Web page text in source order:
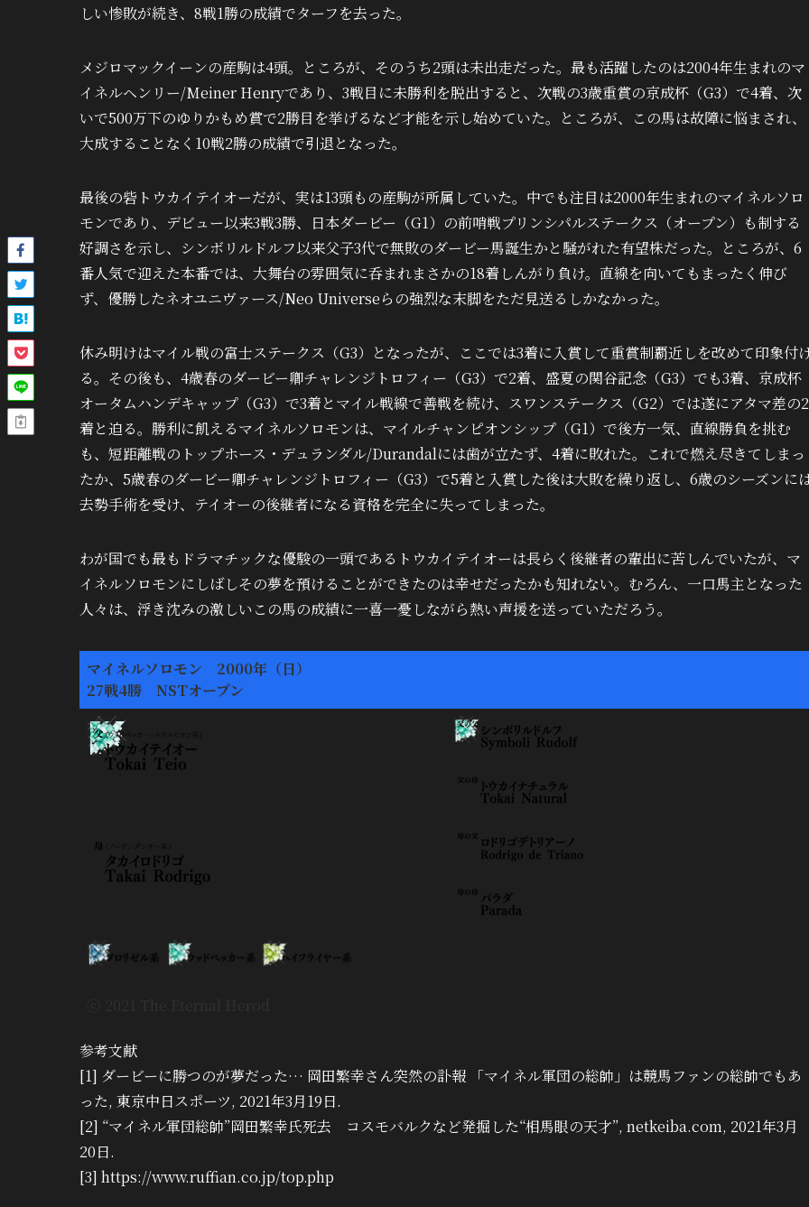
しい惨敗が続き、8戦1勝の成績でターフを去った。
メジロマックイーンの産駒は4頭。ところが、そのうち2頭は未出走だった。最も活躍したのは2004年生まれのマ
イネルヘンリー/Meiner Henryであり、3戦目に未勝利を脱出すると、次戦の3歳重賞の京成杯（G3）で4着、次
いで500万下のゆりかもめ賞で2勝目を挙げるなど才能を示し始めていた。ところが、この馬は故障に悩まされ、
大成することなく10戦2勝の成績で引退となった。
最後の砦トウカイテイオーだが、実は13頭もの産駒が所属していた。中でも注目は2000年生まれのマイネルソロ
モンであり、デビュー以来3戦3勝、日本ダービー（G1）の前哨戦プリンシパルステークス（オープン）も制する
好調さを示し、シンボリルドルフ以来父子3代で無敗のダービー馬誕生かと騒がれた有望株だった。ところが、6
番人気で迎えた本番では、大舞台の雰囲気に呑まれまさかの18着しんがり負け。直線を向いてもまったく伸び
ず、優勝したネオユニヴァース/Neo Universeらの強烈な末脚をただ見送るしかなかった。
休み明けはマイル戦の富士ステークス（G3）となったが、ここでは3着に入賞して重賞制覇近しを改めて印象付
る。その後も、4歳春のダービー卿チャレンジトロフィー（G3）で2着、盛夏の関谷記念（G3）でも3着、京成杯
オータムハンデキャップ（G3）で3着とマイル戦線で善戦を続け、スワンステークス（G2）では遂にアタマ差の2
着と迫る。勝利に飢えるマイネルソロモンは、マイルチャンピオンシップ（G1）で後方一気、直線勝負を挑む
も、短距離戦のトップホース・デュランダル/Durandalには歯が立たず、4着に敗れた。これで燃え尽きてしまっ
たか、5歳春のダービー卿チャレンジトロフィー（G3）で5着と入賞した後は大敗を繰り返し、6歳のシーズンに
去勢手術を受け、テイオーの後継者になる資格を完全に失ってしまった。
わが国でも最もドラマチックな優駿の一頭であるトウカイテイオーは長らく後継者の輩出に苦しんでいたが、マ
イネルソロモンにしばしその夢を預けることができたのは幸せだったかも知れない。むろん、一口馬主となった
人々は、浮き沈みの激しいこの馬の成績に一喜一憂しながら熱い声援を送っていただろう。
マイネルソロモン 2000年（日）
27戦4勝 NSTオープン
参考文献
[1] ダービーに勝つのが夢だった… 岡田繁幸さん突然の訃報 「マイネル軍団の総帥」は競馬ファンの総帥でもあ
った, 東京中日スポーツ, 2021年3月19日.
[2] “マイネル軍団総帥”岡田繁幸氏死去 コスモバルクなど発掘した“相馬眼の天才”, netkeiba.com, 2021年3月
20日.
[3] https://www.ruffian.co.jp/top.php